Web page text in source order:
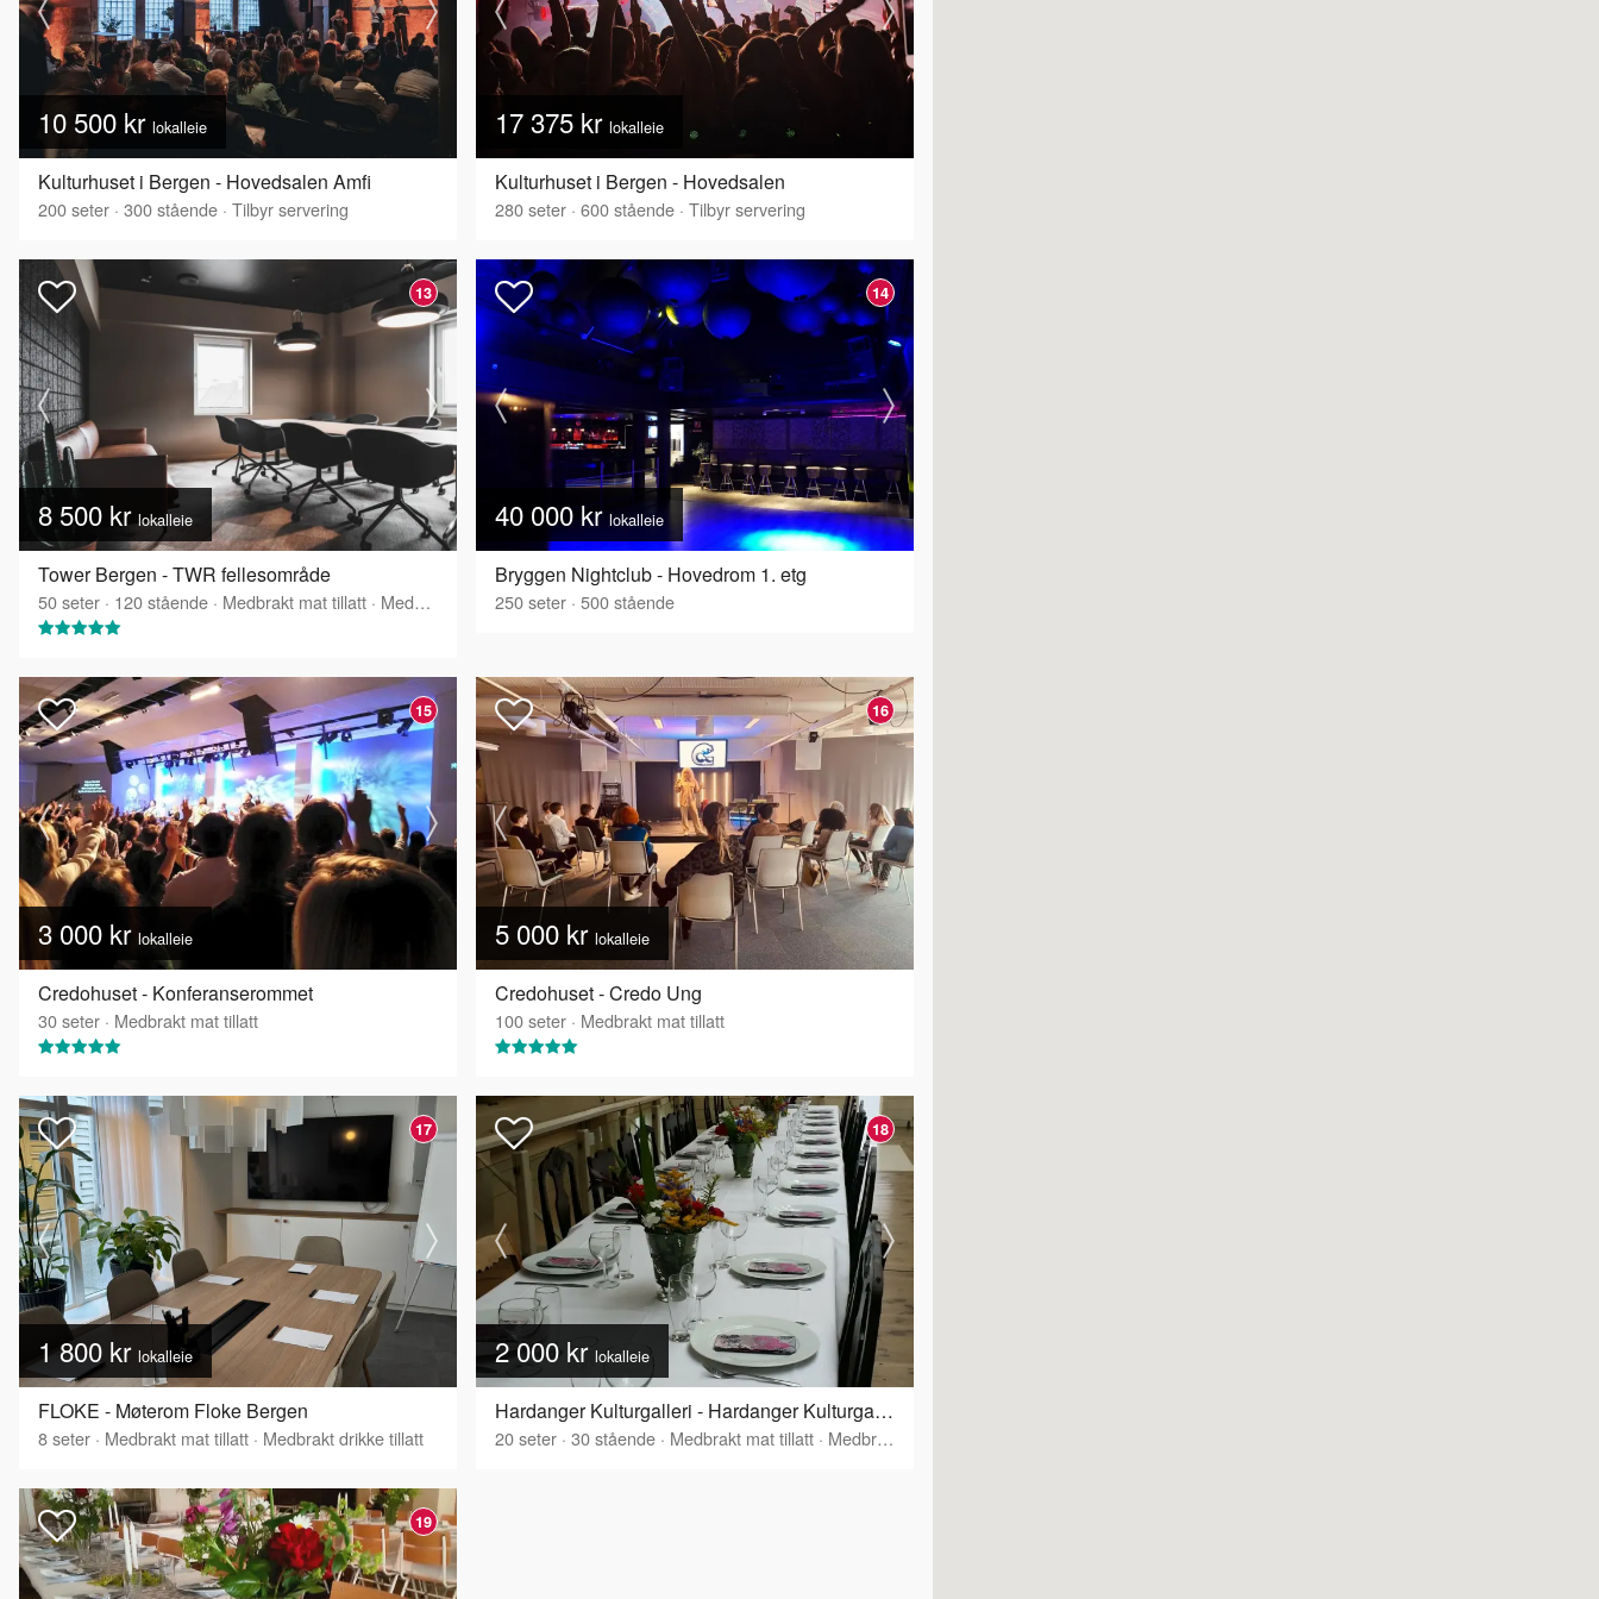
10 500 kr lokalleie
Kulturhuset i Bergen - Hovedsalen Amfi
200seter · 300stående · Tilbyr servering
17 375 kr lokalleie
Kulturhuset i Bergen - Hovedsalen
280seter · 600stående · Tilbyr servering
13
8 500 kr lokalleie
Tower Bergen - TWR fellesområde
50seter · 120stående · Medbrakt mat tillatt · Medbrakt drikke tillatt
14
40 000 krlokalleie
Bryggen Nightclub - Hovedrom 1. etg
250seter · 500stående
15
3 000 kr lokalleie
Credohuset - Konferanserommet
30seter · Medbrakt mat tillatt
16
5 000 kr lokalleie
Credohuset - Credo Ung
100seter · Medbrakt mat tillatt
17
1 800 kr lokalleie
FLOKE - Møterom Floke Bergen
8seter · Medbrakt mat tillatt · Medbrakt drikke tillatt
18
2 000 kr lokalleie
Hardanger Kulturgalleri - Hardanger Kulturgalleri - Øvre del
20seter · 30stående · Medbrakt mat tillatt · Medbrakt drikke tillatt
19